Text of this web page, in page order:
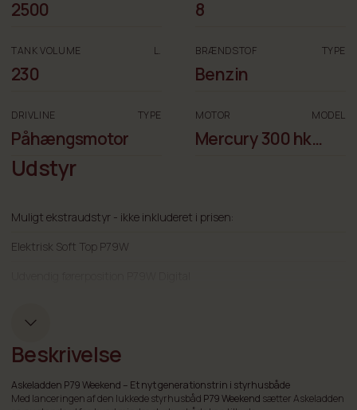
2500 8
TANK VOLUME L.
230
BRÆNDSTOF TYPE
Benzin
DRIVLINE TYPE
Påhængsmotor
MOTOR MODEL
Mercury 300 hk
Udstyr
Muligt ekstraudstyr - ikke inkluderet i prisen:
Elektrisk Soft Top P79W
Dieselkomfur med 2 keramiske kogeplader
Landstrøm 220 V + batterilader
Beskrivelse
Askeladden P79 Weekend – Et nyt generationstrin i styrhusbåde
Med lanceringen af den lukkede styrhusbåd P79 Weekend sætter Askeladden